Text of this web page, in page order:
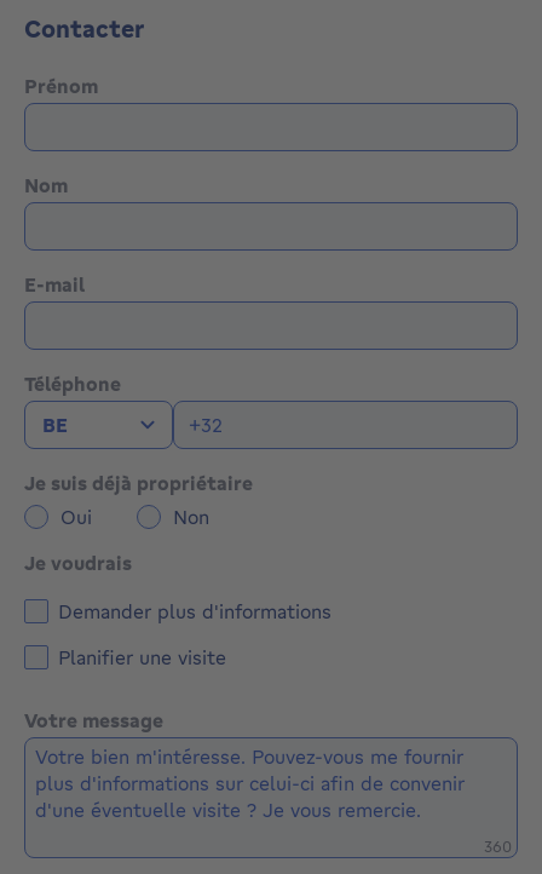
Contacter
Prénom
Nom
E-mail
Téléphone
Je suis déjà propriétaire
Oui
Non
Je voudrais
Demander plus d'informations
Planifier une visite
Votre message
360